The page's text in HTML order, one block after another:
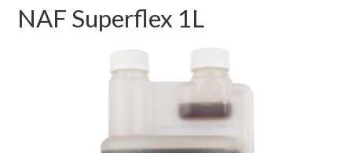
NAF Superflex 1L